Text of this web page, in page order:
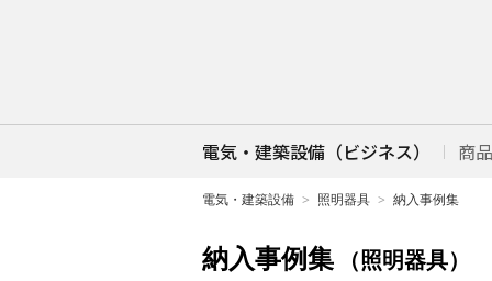
電気・建築設備（ビジネス） 商
電気・建築設備 照明器具 納入事例集
納入事例集 （照明器具）